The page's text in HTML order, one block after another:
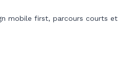
mobile first, parcours courts et